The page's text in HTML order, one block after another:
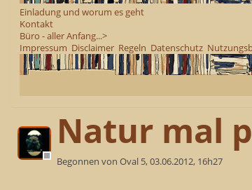
Einladung und worum es geht
Kontakt
Büro - aller Anfang...>
Impressum Disclaimer Regeln Datenschutz
Natur mal
Begonnen von Oval 5, 03.06.2012, 16h27